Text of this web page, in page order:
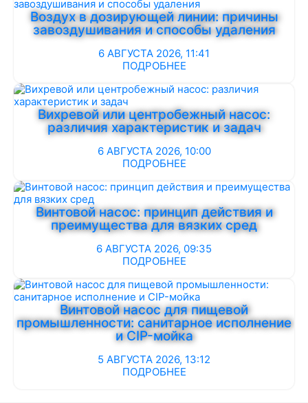
Воздух в дозирующей линии: причины
завоздушивания и способы удаления
6 АВГУСТА 2026, 11:41
ПОДРОБНЕЕ
Вихревой или центробежный насос:
различия характеристик и задач
6 АВГУСТА 2026, 10:00
ПОДРОБНЕЕ
Винтовой насос: принцип действия и
преимущества для вязких сред
6 АВГУСТА 2026, 09:35
ПОДРОБНЕЕ
Винтовой насос для пищевой
промышленности: санитарное исполнение
и CIP-мойка
5 АВГУСТА 2026, 13:12
ПОДРОБНЕЕ